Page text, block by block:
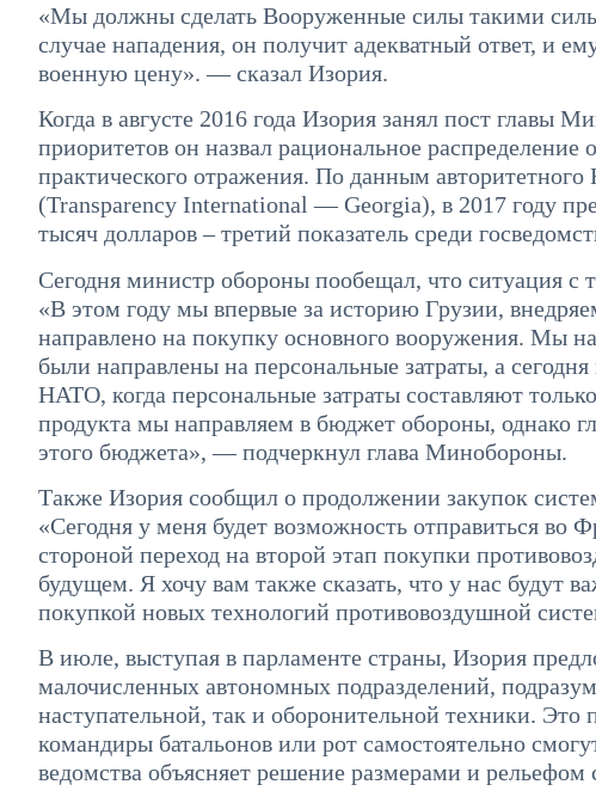
«Мы должны сделать Вооруженные силы такими
случае нападения, он получит адекватный ответ, и
военную цену». — сказал Изория.
Когда в августе 2016 года Изория занял пост главы
приоритетов он назвал рациональное
практического отражения. По данным
(Transparency International — Georgia), в 2017 году
тысяч долларов – третий показатель среди
Сегодня министр обороны пообещал, что ситуация с
«В этом году мы впервые за историю Грузии,
направлено на покупку основного вооружения. Мы
были направлены на персональные затраты, а
НАТО, когда персональные затраты составляют
продукта мы направляем в бюджет обороны, однако
этого бюджета», — подчеркнул глава Минобороны.
Также Изория сообщил о продолжении закупок
«Сегодня у меня будет возможность отправиться во
стороной переход на второй этап покупки
будущем. Я хочу вам также сказать, что у нас будут
покупкой новых технологий противовоздушной
В июле, выступая в парламенте страны, Изория
малочисленных автономных подразделений,
наступательной, так и оборонительной техники. Это
командиры батальонов или рот самостоятельно
ведомства объясняет решение размерами и рельефом